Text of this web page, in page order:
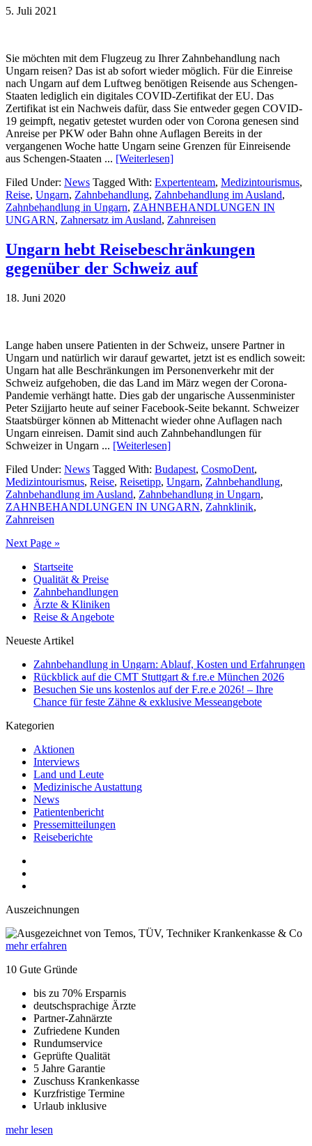
5. Juli 2021
Sie möchten mit dem Flugzeug zu Ihrer Zahnbehandlung nach
Ungarn reisen? Das ist ab sofort wieder möglich. Für die Einreise
nach Ungarn auf dem Luftweg benötigen Reisende aus Schengen-
Staaten lediglich ein digitales COVID-Zertifikat der EU. Das
Zertifikat ist ein Nachweis dafür, dass Sie entweder gegen COVID-
19 geimpft, negativ getestet wurden oder von Corona genesen sind
Anreise per PKW oder Bahn ohne Auflagen Bereits in der
vergangenen Woche hatte Ungarn seine Grenzen für Einreisende
aus Schengen-Staaten ... [Weiterlesen]
Filed Under: News Tagged With: Expertenteam, Medizintourismus,
Reise, Ungarn, Zahnbehandlung, Zahnbehandlung im Ausland,
Zahnbehandlung in Ungarn, ZAHNBEHANDLUNGEN IN
UNGARN, Zahnersatz im Ausland, Zahnreisen
Ungarn hebt Reisebeschränkungen
gegenüber der Schweiz auf
18. Juni 2020
Lange haben unsere Patienten in der Schweiz, unsere Partner in
Ungarn und natürlich wir darauf gewartet, jetzt ist es endlich soweit:
Ungarn hat alle Beschränkungen im Personenverkehr mit der
Schweiz aufgehoben, die das Land im März wegen der Corona-
Pandemie verhängt hatte. Dies gab der ungarische Aussenminister
Peter Szijjarto heute auf seiner Facebook-Seite bekannt. Schweizer
Staatsbürger können ab Mittenacht wieder ohne Auflagen nach
Ungarn einreisen. Damit sind auch Zahnbehandlungen für
Schweizer in Ungarn ... [Weiterlesen]
Filed Under: News Tagged With: Budapest, CosmoDent,
Medizintourismus, Reise, Reisetipp, Ungarn, Zahnbehandlung,
Zahnbehandlung im Ausland, Zahnbehandlung in Ungarn,
ZAHNBEHANDLUNGEN IN UNGARN, Zahnklinik,
Zahnreisen
Next Page »
Startseite
Qualität & Preise
Zahnbehandlungen
Ärzte & Kliniken
Reise & Angebote
Neueste Artikel
Zahnbehandlung in Ungarn: Ablauf, Kosten und Erfahrungen
Rückblick auf die CMT Stuttgart & f.re.e München 2026
Besuchen Sie uns kostenlos auf der F.re.e 2026! – Ihre
Chance für feste Zähne & exklusive Messeangebote
Kategorien
Aktionen
Interviews
Land und Leute
Medizinische Austattung
News
Patientenbericht
Pressemitteilungen
Reiseberichte
Auszeichnungen
mehr erfahren
10 Gute Gründe
bis zu 70% Ersparnis
deutschsprachige Ärzte
Partner-Zahnärzte
Zufriedene Kunden
Rundumservice
Geprüfte Qualität
5 Jahre Garantie
Zuschuss Krankenkasse
Kurzfristige Termine
Urlaub inklusive
mehr lesen